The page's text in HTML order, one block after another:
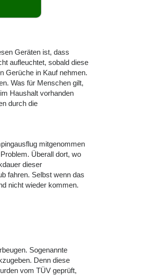
Geräten ist, dass
aufleuchtet, sobald diese
Gerüche in Kauf nehmen.
Was für Menschen gilt,
Haushalt vorhanden
durch die
mitgenommen
Überall dort, wo
dieser
fahren. Selbst wenn das
nicht wieder kommen.
Sogenannte
Denn diese
vom TÜV geprüft,